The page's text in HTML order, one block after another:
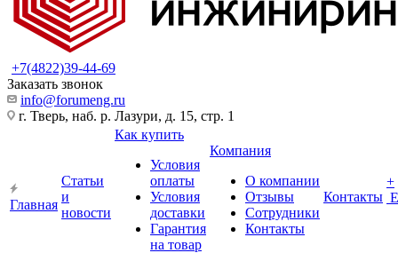
+7(4822)39-44-69
Заказать звонок
info@forumeng.ru
г. Тверь, наб. р. Лазури, д. 15, стр. 1
Главная
Статьи
и
новости
Как купить
Условия
оплаты
Условия
доставки
Гарантия
на товар
Компания
О компании
Отзывы
Сотрудники
Контакты
Контакты
+